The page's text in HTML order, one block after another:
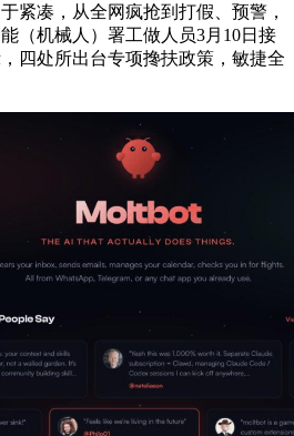
紧凑，从全网疯抢到打假、预警，
（机械人）署工做人员3月10日接
四处所出台专项搀扶政策，敏捷全